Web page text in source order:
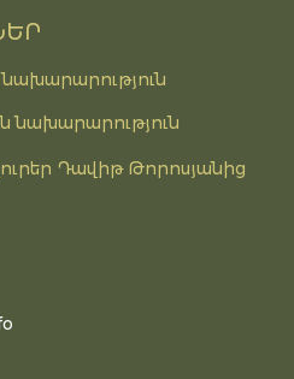
նախարարություն
Դավիթ Թորոսյանից